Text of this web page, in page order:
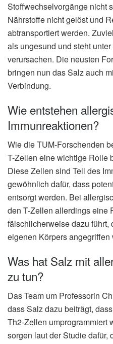
Stoffwechselvorgänge nicht
Nährstoffe nicht gelöst und
abtransportiert werden.
als ungesund und steht
verursachen. Die neusten
bringen nun das Salz auch
Verbindung.
Wie entstehen
Immunreaktionen?
Wie die TUM-Forschenden
T-Zellen eine wichtige Rolle
Diese Zellen sind Teil des
gewöhnlich dafür, dass
entsorgt werden. Bei
den T-Zellen allerdings eine
fälschlicherweise dazu führt,
eigenen Körpers angegriffen
Was hat Salz mit
zu tun?
Das Team um Professorin
dass Salz dazu beiträgt,
Th2-Zellen umprogrammiert
sorgen laut der Studie dafür,